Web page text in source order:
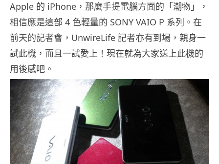
Apple 的 iPhone，那麼手提電腦方面的「潮物」，
相信應是這部 4 色輕量的 SONY VAIO P 系列。在
前天的記者會，UnwireLife 記者亦有到場，親身一
試此機，而且一試愛上！現在就為大家送上此機的
用後感吧。